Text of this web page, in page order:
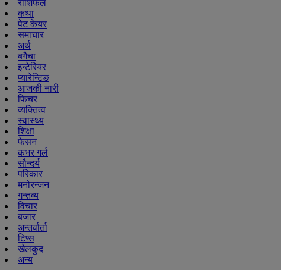
राशिफल
कथा
पेट केयर
समाचार
अर्थ
बगैचा
इन्टेरियर
प्यारेन्टिङ
आजकी नारी
फिचर
व्यक्तित्व
स्वास्थ्य
शिक्षा
फेसन
कभर गर्ल
सौन्दर्य
परिकार
मनोरन्जन
गन्तव्य
विचार
बजार
अन्तर्वार्ता
टिप्स
खेलकुद
अन्य